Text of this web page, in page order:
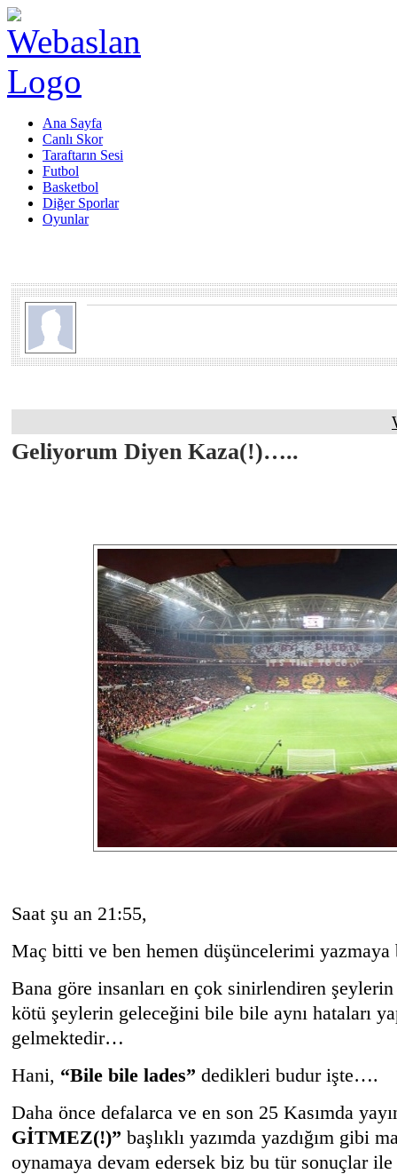
Ana Sayfa
Canlı Skor
Taraftarın Sesi
Futbol
Basketbol
Diğer Sporlar
Oyunlar
Geliyorum Diyen Kaza(!)…..
Saat şu an 21:55,
Maç bitti ve ben hemen düşüncelerimi yazmaya
Bana göre insanları en çok sinirlendiren şeylerin
kötü şeylerin geleceğini bile bile aynı hataları
gelmektedir…
Hani, “Bile bile lades” dedikleri budur işte….
Daha önce defalarca ve en son 25 Kasımda
GİTMEZ(!)” başlıklı yazımda yazdığım gibi
oynamaya devam edersek biz bu tür sonuçlar ile